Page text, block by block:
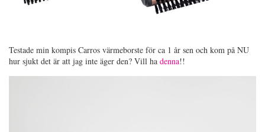
Testade min kompis Carros värmeborste för ca 1 år sen och kom på NU
hur sjukt det är att jag inte äger den? Vill ha denna!!